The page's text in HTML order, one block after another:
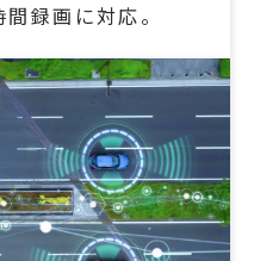
録画に対応。